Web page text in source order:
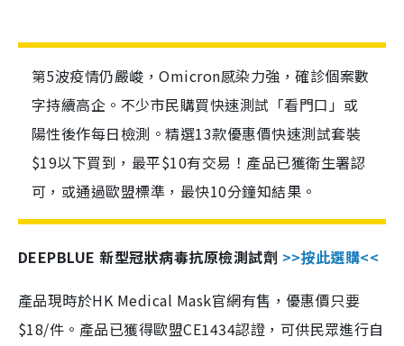
第5波疫情仍嚴峻，Omicron感染力強，確診個案數
字持續高企。不少市民購買快速測試「看門口」或
陽性後作每日檢測。精選13款優惠價快速測試套裝
$19以下買到，最平$10有交易！產品已獲衛生署認
可，或通過歐盟標準，最快10分鐘知結果。
DEEPBLUE 新型冠狀病毒抗原檢測試劑 >>按此選購<<
產品現時於HK Medical Mask官網有售，優惠價只要
$18/件。產品已獲得歐盟CE1434認證，可供民眾進行自